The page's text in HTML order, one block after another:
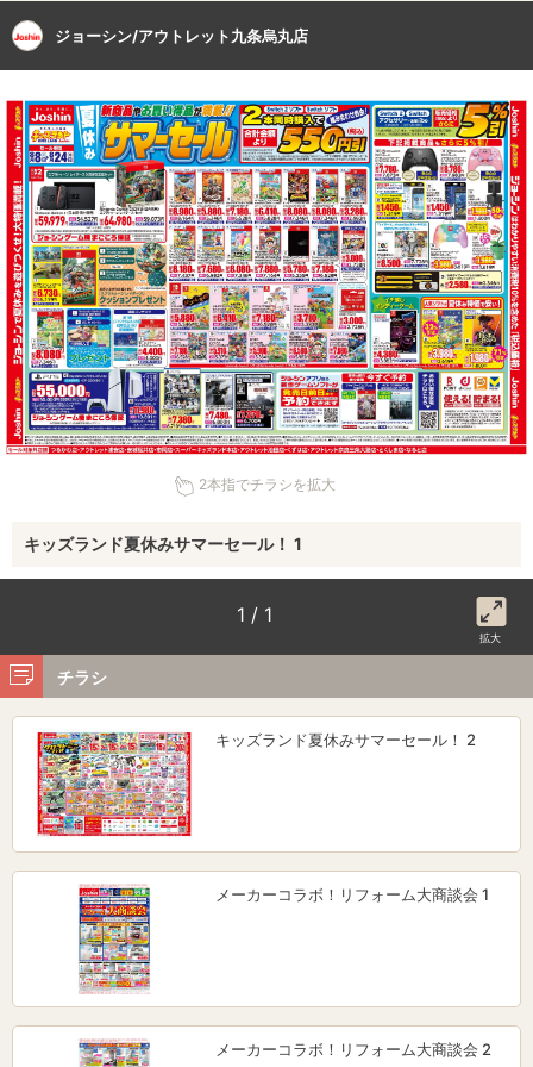
ジョーシン/アウトレット九条烏丸店
2本指でチラシを拡大
キッズランド夏休みサマーセール！ 1
1 / 1
拡大
チラシ
キッズランド夏休みサマーセール！ 2
メーカーコラボ！リフォーム大商談会 1
メーカーコラボ！リフォーム大商談会 2